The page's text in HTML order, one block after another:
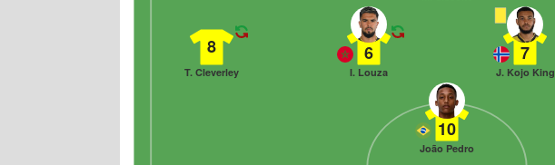
7
J. Kojo King
6
I. Louza
8
T. Cleverley
10
João Pedro